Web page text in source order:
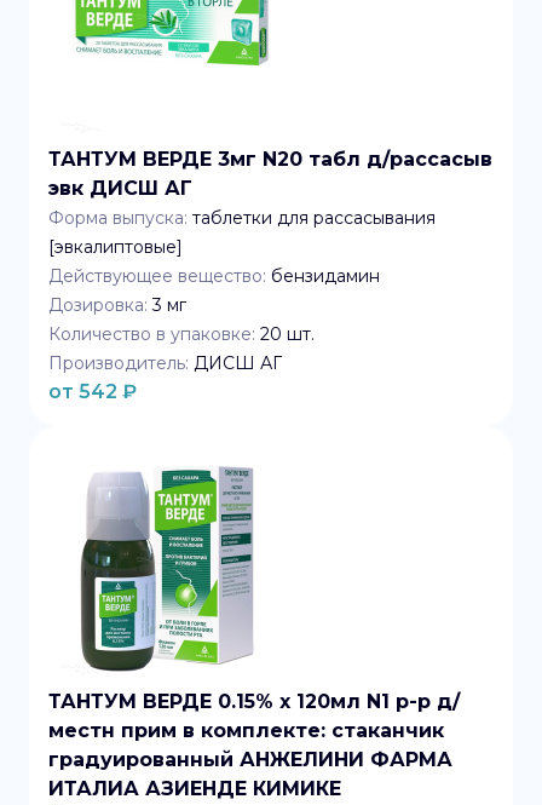
ТАНТУМ ВЕРДЕ 3мг N20 табл д/рассасыв
эвк ДИСШ АГ
Форма выпуска: таблетки для рассасывания
[эвкалиптовые]
Действующее вещество: бензидамин
Дозировка: 3 мг
Количество в упаковке: 20 шт.
Производитель: ДИСШ АГ
от 542 ₽
ТАНТУМ ВЕРДЕ 0.15% x 120мл N1 р-р д/
местн прим в комплекте: стаканчик
градуированный АНЖЕЛИНИ ФАРМА
ИТАЛИА АЗИЕНДЕ КИМИКЕ